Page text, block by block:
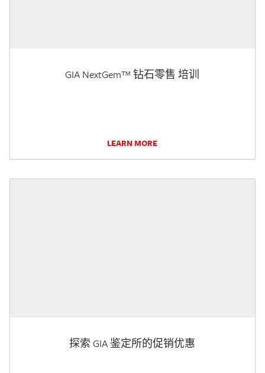
GIA NextGem™ 钻石零售 培训
LEARN MORE
探索 GIA 鉴定所的促销优惠